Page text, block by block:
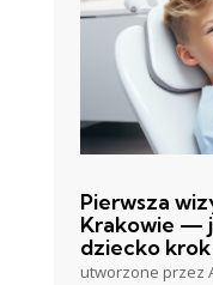
Pierwsza
Krakowie —
dziecko
utworzone przez